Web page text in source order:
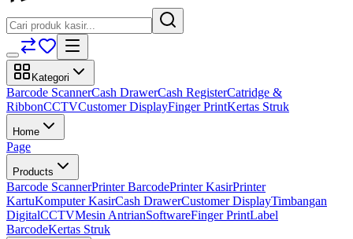
Kategori
Barcode ScannerCash DrawerCash RegisterCatridge &
RibbonCCTVCustomer DisplayFinger PrintKertas Struk
Home
Page
Products
Barcode ScannerPrinter BarcodePrinter KasirPrinter
KartuKomputer KasirCash DrawerCustomer DisplayTimbangan
DigitalCCTVMesin AntrianSoftwareFinger PrintLabel
BarcodeKertas Struk